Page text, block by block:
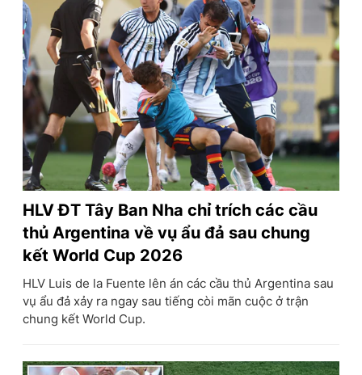
HLV ĐT Tây Ban Nha chỉ trích các cầu
thủ Argentina về vụ ẩu đả sau chung
kết World Cup 2026
HLV Luis de la Fuente lên án các cầu thủ Argentina sau
vụ ẩu đả xảy ra ngay sau tiếng còi mãn cuộc ở trận
chung kết World Cup.